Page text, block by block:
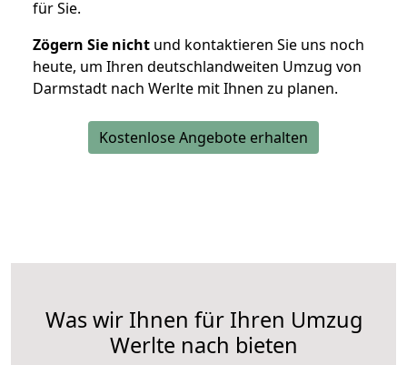
für Sie.
Zögern Sie nicht und kontaktieren Sie uns noch
heute, um Ihren deutschlandweiten Umzug von
Darmstadt nach Werlte mit Ihnen zu planen.
Kostenlose Angebote erhalten
Was wir Ihnen für Ihren Umzug
Werlte nach bieten